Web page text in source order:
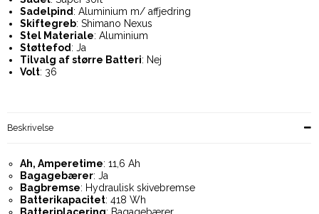
Sadelpind: Aluminium m/ affjedring
Skiftegreb: Shimano Nexus
Stel Materiale: Aluminium
Støttefod: Ja
Tilvalg af større Batteri: Nej
Volt: 36
Beskrivelse
Ah, Amperetime: 11,6 Ah
Bagagebærer: Ja
Bagbremse: Hydraulisk skivebremse
Batterikapacitet: 418 Wh
Batteriplacering: Bagagebærer